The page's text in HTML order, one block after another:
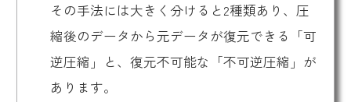
その手法には大きく分けると2種類あり、圧
縮後のデータから元データが復元できる「可
逆圧縮」と、復元不可能な「不可逆圧縮」が
あります。